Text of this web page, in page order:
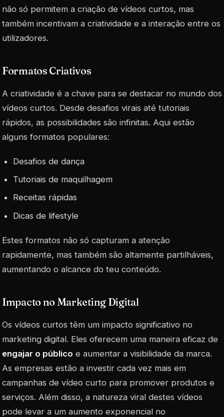
não só permitem a criação de vídeos curtos, mas
também incentivam a criatividade e a interação entre os
utilizadores.
Formatos Criativos
A criatividade é a chave para se destacar no mundo dos
vídeos curtos. Desde desafios virais até tutoriais
rápidos, as possibilidades são infinitas. Aqui estão
alguns formatos populares:
Desafios de dança
Tutoriais de maquilhagem
Receitas rápidas
Dicas de lifestyle
Estes formatos não só capturam a atenção
rapidamente, mas também são altamente partilháveis,
aumentando o alcance do teu conteúdo.
Impacto no Marketing Digital
Os vídeos curtos têm um impacto significativo no
marketing digital. Eles oferecem uma maneira eficaz de
engajar o público e aumentar a visibilidade da marca.
As empresas estão a investir cada vez mais em
campanhas de vídeo curto para promover produtos e
serviços. Além disso, a natureza viral destes vídeos
pode levar a um aumento exponencial no